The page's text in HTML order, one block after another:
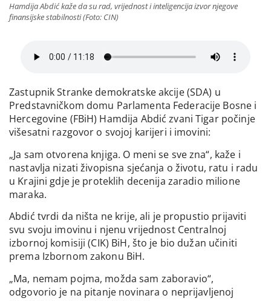
Hamdija Abdić kaže da su rad, vrijednost i inteligencija izvor njegove
finansijske stabilnosti (Foto: CIN)
Zastupnik Stranke demokratske akcije (SDA) u
Predstavničkom domu Parlamenta Federacije Bosne i
Hercegovine (FBiH) Hamdija Abdić zvani Tigar počinje
višesatni razgovor o svojoj karijeri i imovini:
„Ja sam otvorena knjiga. O meni se sve zna“, kaže i
nastavlja nizati živopisna sjećanja o životu, ratu i radu
u Krajini gdje je proteklih decenija zaradio milione
maraka.
Abdić tvrdi da ništa ne krije, ali je propustio prijaviti
svu svoju imovinu i njenu vrijednost Centralnoj
izbornoj komisiji (CIK) BiH, što je bio dužan učiniti
prema Izbornom zakonu BiH.
„Ma, nemam pojma, možda sam zaboravio“,
odgovorio je na pitanje novinara o neprijavljenoj